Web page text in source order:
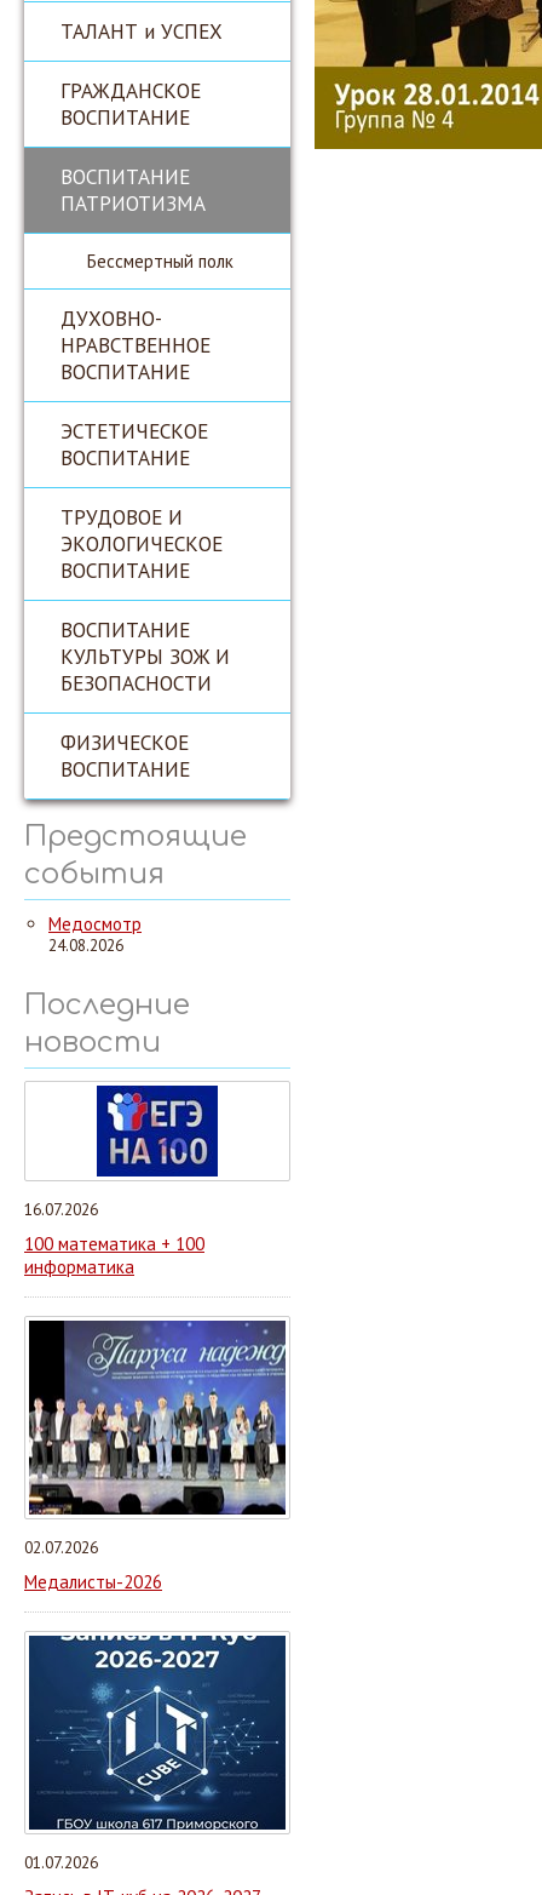
ТАЛАНТ и УСПЕХ
ГРАЖДАНСКОЕ
ВОСПИТАНИЕ
ВОСПИТАНИЕ
ПАТРИОТИЗМА
Бессмертный полк
ДУХОВНО-
НРАВСТВЕННОЕ
ВОСПИТАНИЕ
ЭСТЕТИЧЕСКОЕ
ВОСПИТАНИЕ
ТРУДОВОЕ И
ЭКОЛОГИЧЕСКОЕ
ВОСПИТАНИЕ
ВОСПИТАНИЕ
КУЛЬТУРЫ ЗОЖ И
БЕЗОПАСНОСТИ
ФИЗИЧЕСКОЕ
ВОСПИТАНИЕ
Предстоящие
события
Медосмотр
24.08.2026
Последние
новости
16.07.2026
100 математика + 100
информатика
02.07.2026
Медалисты-2026
01.07.2026